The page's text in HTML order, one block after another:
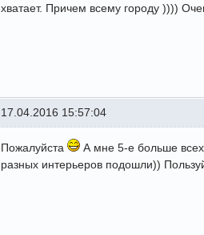
хватает. Причем всему городу ))))
17.04.2016 15:57:04
Пожалуйста
А мне 5-е больше
разных интерьеров подошли))